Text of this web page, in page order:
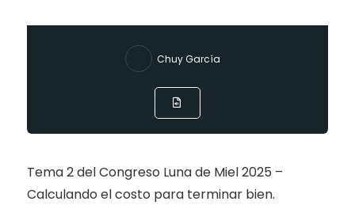
Chuy García
Tema 2 del Congreso Luna de Miel 2025 –
Calculando el costo para terminar bien.